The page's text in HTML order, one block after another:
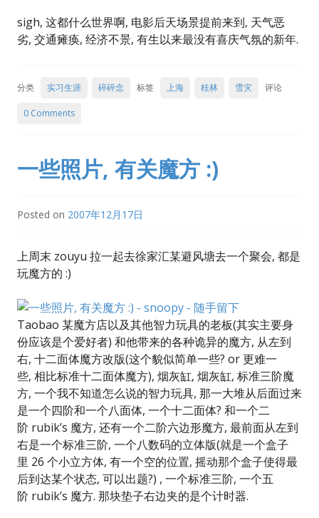
sigh, 这都什么世界啊, 电影后天场景提前来到, 天气恶
劣, 交通瘫痪, 经济不景, 有生以来最没有喜庆气氛的新年.
分类 实习生涯 碎碎念 标签 上海 桂林 雪灾 评论
0 Comments
一些照片, 有关魔方 :)
Posted on 2007年12月17日
上周末 zouyu 拉一起去徐家汇某避风塘去一个聚会, 都是
玩魔方的 :)
Taobao 某魔方店以及其他智力玩具的老板(其实主要身
份应该是个爱好者) 和他带来的各种诡异的魔方, 从左到
右, 十二面体魔方改版(这个貌似简单一些? or 更难一
些, 相比标准十二面体魔方), 烟灰缸, 烟灰缸, 标准三阶魔
方, 一个我不知道怎么说的智力玩具, 那一大堆从后面过来
是一个四阶和一个八面体, 一个十二面体? 和一个二
阶 rubik’s 魔方, 还有一个二阶六边形魔方, 最前面从左到
右是一个标准三阶, 一个八数码的立体版(就是一个盒子
里 26 个小立方体, 有一个空的位置, 摇动那个盒子使得最
后到达某个状态, 可以出题?) , 一个标准三阶, 一个五
阶 rubik’s 魔方. 那块垫子右边夹的是个计时器.